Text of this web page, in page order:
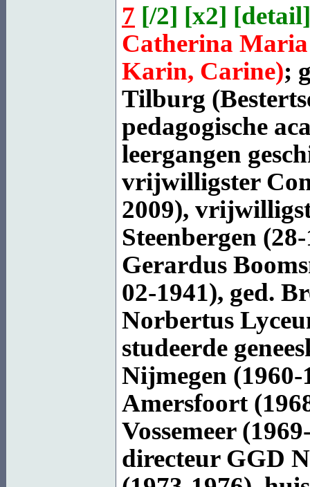
7 [/2] [x2] [detail
Catherina
Karin, Carine);
Tilburg
pedagogische
leergangen
vrijwilligster
2009),
Steenbergen
Gerardus
02-1941), ged.
Norbertus
studeerde
Nijmegen
Amersfoort
Vossemeer
directeur GGD